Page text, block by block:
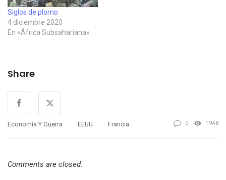
Siglos de plomo
4 diciembre 2020
En «África Subsahariana»
Share
Economía Y Guerra EEUU Francia 0 1948
Comments are closed.